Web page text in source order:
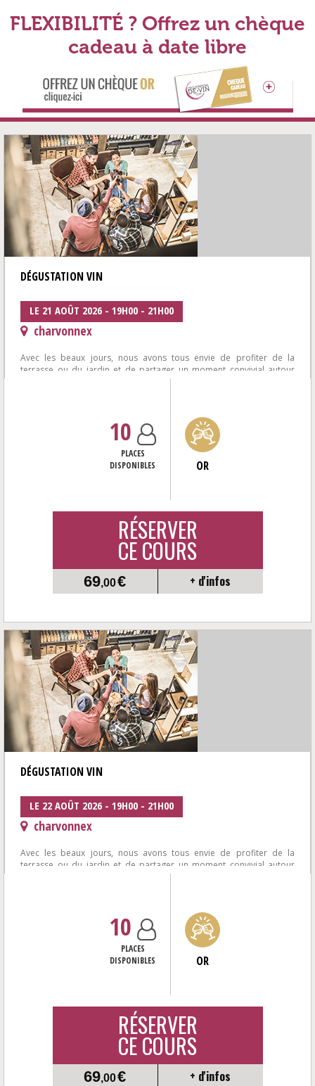
FLEXIBILITÉ ? Offrez un chèque
cadeau à date libre
DÉGUSTATION VIN
LE 21 AOÛT 2026 - 19H00 - 21H00
charvonnex
Avec les beaux jours, nous avons tous envie de profiter de la
terrasse ou du jardin et de partager un moment convivial autour
10
PLACES
DISPONIBLES
OR
RÉSERVER
CE COURS
69,00€ + d'infos
DÉGUSTATION VIN
LE 22 AOÛT 2026 - 19H00 - 21H00
charvonnex
Avec les beaux jours, nous avons tous envie de profiter de la
terrasse ou du jardin et de partager un moment convivial autour
10
PLACES
DISPONIBLES
OR
RÉSERVER
CE COURS
69,00€ + d'infos